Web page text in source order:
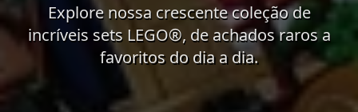
Explore nossa crescente coleção de
incríveis sets LEGO®, de achados raros a
favoritos do dia a dia.